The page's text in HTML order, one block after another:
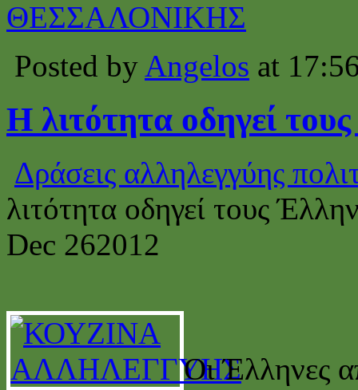
Posted by Angelos at
Η λιτότητα οδηγεί
Δράσεις αλληλεγγύης
λιτότητα οδηγεί τους
Dec 262012
Οι Έλληνες